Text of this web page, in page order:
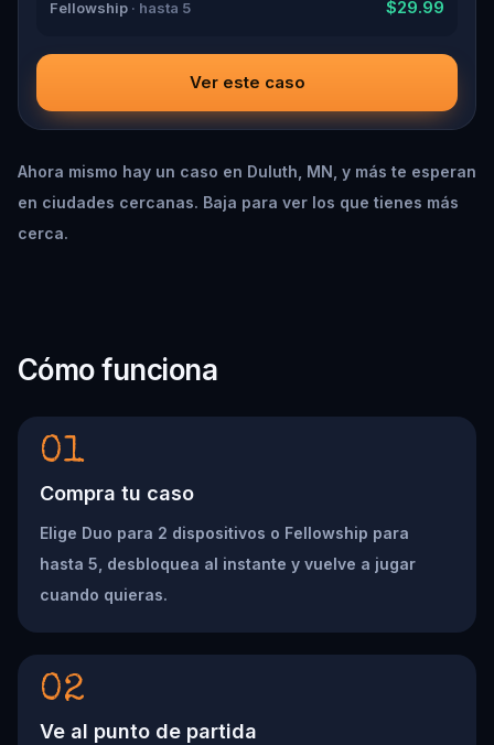
Fellowship · hasta 5 $29.99
Ver este caso
Ahora mismo hay un caso en Duluth, MN, y más te esperan
en ciudades cercanas. Baja para ver los que tienes más
cerca.
Cómo funciona
01
Compra tu caso
Elige Duo para 2 dispositivos o Fellowship para
hasta 5, desbloquea al instante y vuelve a jugar
cuando quieras.
02
Ve al punto de partida